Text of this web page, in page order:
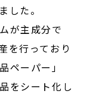
した。
が主成分で
を行っており
ペーパー」
をシート化し